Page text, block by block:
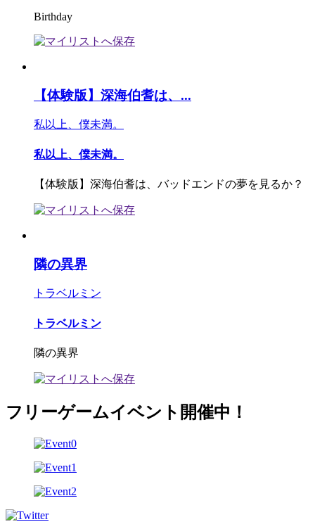
Birthday
【体験版】深海伯耆は、...
私以上、僕未満。
私以上、僕未満。
【体験版】深海伯耆は、バッドエンドの夢を見るか？
隣の異界
トラベルミン
トラベルミン
隣の異界
フリーゲームイベント開催中！